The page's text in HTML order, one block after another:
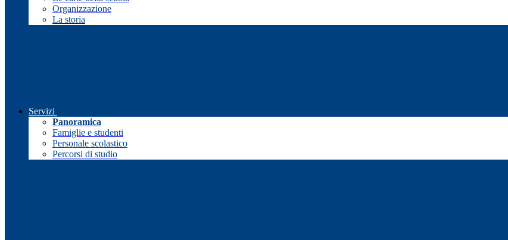
Organizzazione
La storia
Servizi
Panoramica
Famiglie e studenti
Personale scolastico
Percorsi di studio